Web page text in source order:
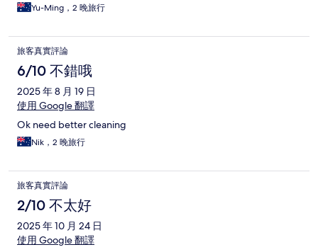
Yu-Ming，2 晚旅行
旅客真實評論
6/10 不錯哦
2025 年 8 月 19 日
使用 Google 翻譯
Ok need better cleaning
Nik，2 晚旅行
旅客真實評論
2/10 不太好
2025 年 10 月 24 日
使用 Google 翻譯